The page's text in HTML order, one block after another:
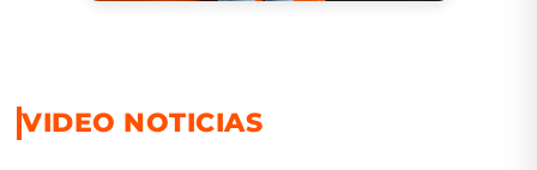
VIDEO NOTICIAS